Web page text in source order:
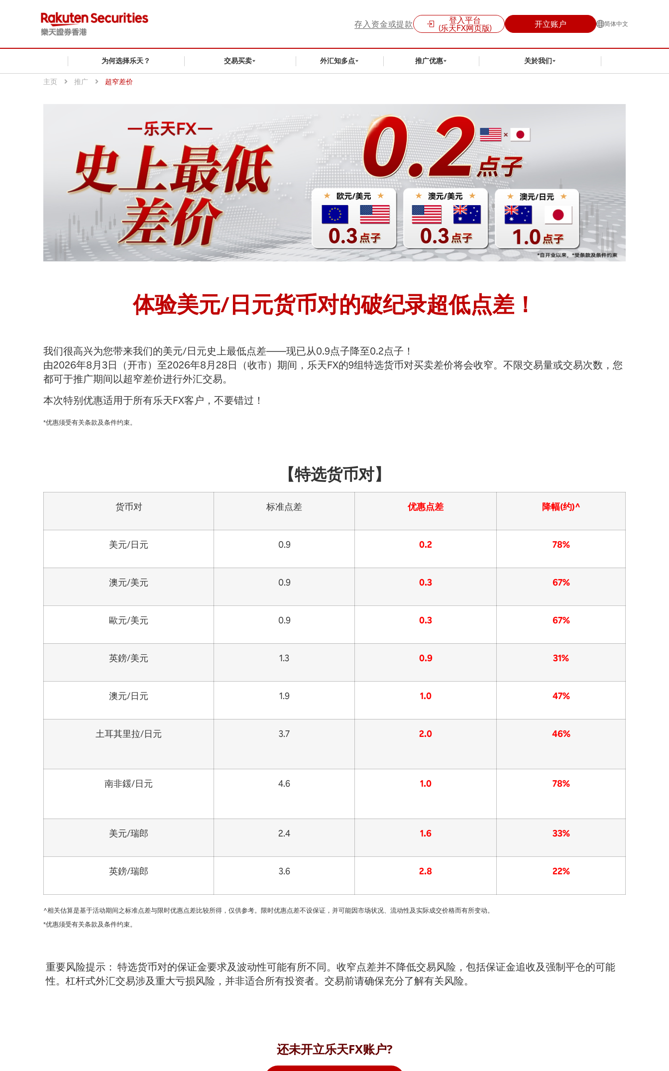
存入资金或提款
登入平台
(乐天FX网页版)
开立账户 简体中文
为何选择乐天？ 交易买卖 外汇知多点 推广优惠 关於我们
主页 推广 超窄差价
体验美元/日元货币对的破纪录超低点差！
我们很高兴为您带来我们的美元/日元史上最低点差——现已从0.9点子降至0.2点子！
由2026年8月3日（开市）至2026年8月28日（收市）期间，乐天FX的9组特选货币对买卖差价将会收窄。不限交易量或交易次数，您
都可于推广期间以超窄差价进行外汇交易。
本次特别优惠适用于所有乐天FX客户，不要错过！
*优惠须受有关条款及条件约束。
【特选货币对】
货币对 标准点差 优惠点差 降幅(约)^
美元/日元 0.9 0.2 78%
澳元/美元 0.9 0.3 67%
歐元/美元 0.9 0.3 67%
英鎊/美元 1.3 0.9 31%
澳元/日元 1.9 1.0 47%
土耳其里拉/日元 3.7 2.0 46%
南非鍰/日元 4.6 1.0 78%
美元/瑞郎 2.4 1.6 33%
英鎊/瑞郎 3.6 2.8 22%
^相关估算是基于活动期间之标准点差与限时优惠点差比较所得，仅供参考。限时优惠点差不设保证，并可能因市场状况、流动性及实际成交价格而有所变动。
*优惠须受有关条款及条件约束。
重要风险提示： 特选货币对的保证金要求及波动性可能有所不同。收窄点差并不降低交易风险，包括保证金追收及强制平仓的可能
性。杠杆式外汇交易涉及重大亏损风险，并非适合所有投资者。交易前请确保充分了解有关风险。
还未开立乐天FX账户?